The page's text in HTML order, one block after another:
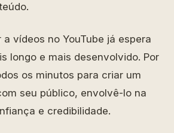
vídeos no YouTube já espera
longo e mais desenvolvido. Por
os minutos para criar um
seu público, envolvê-lo na
e credibilidade.